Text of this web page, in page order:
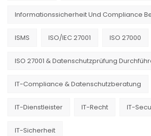
Informationssicherheit Und Compliance
ISMS ISO/IEC 27001 ISO 27000
ISO 27001 & Datenschutzprüfung
IT-Compliance & Datenschutzberatung
IT-Dienstleister IT-Recht IT-
IT-Sicherheit